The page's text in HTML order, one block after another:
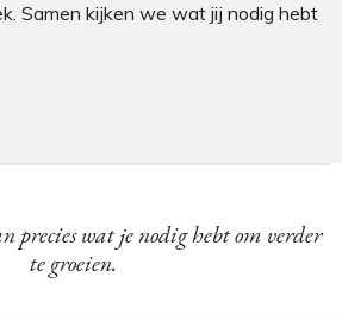
Samen kijken we wat jij nodig hebt
precies wat je nodig hebt om verder
te groeien.